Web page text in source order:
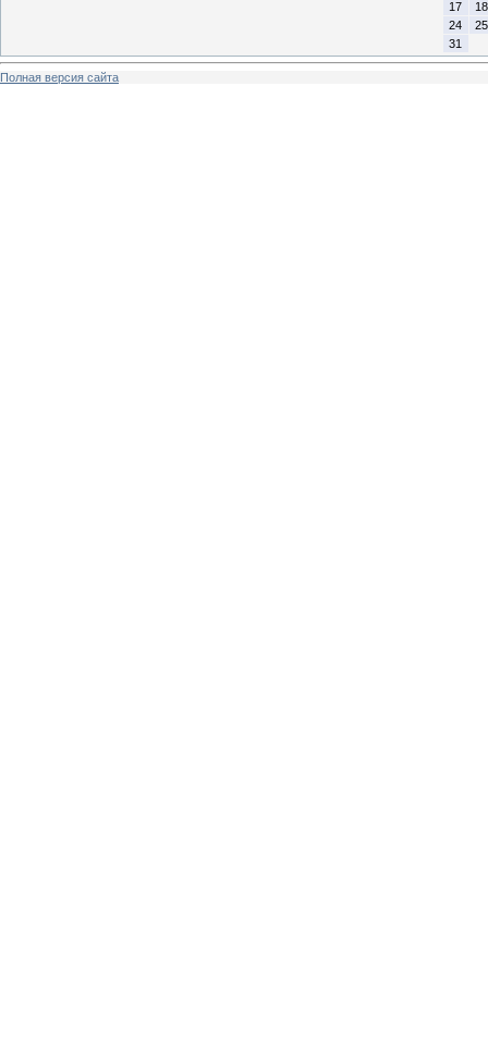
17
18
24
25
31
Полная версия сайта